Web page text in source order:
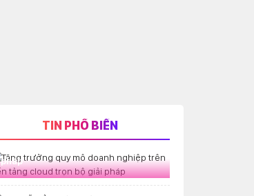
TIN PHỔ BIẾN
Tăng trưởng quy mô doanh nghiệp
pháp